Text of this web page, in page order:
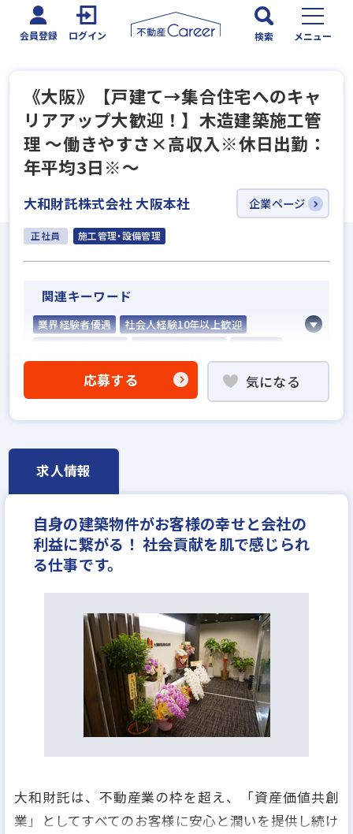
会員登録 ログイン 検索 メニュー
《大阪》【戸建て→集合住宅へのキャ
リアアップ大歓迎！】木造建築施工管
理 ～働きやすさ×高収入※休日出勤：
年平均3日※～
大和財託株式会社 大阪本社 企業ページ
正社員 施工管理・設備管理
関連キーワード
業界経験者優遇
社会人経験10年以上歓迎
研修制度あり
転勤なし
女性が活躍中
ノルマ無し
土日休みあり
応募する 気になる
求人情報
自身の建築物件がお客様の幸せと会社の
利益に繋がる！ 社会貢献を肌で感じられ
る仕事です。
大和財託は、不動産業の枠を超え、「資産価値共創
業」としてすべてのお客様に安心と潤いを提供し続け